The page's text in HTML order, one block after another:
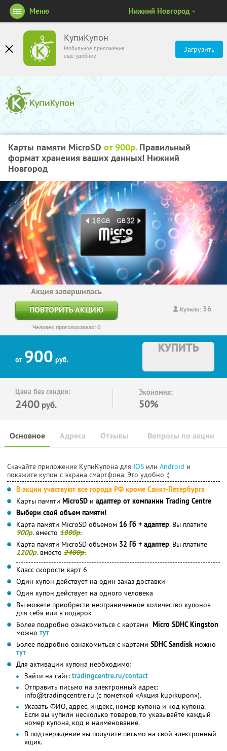
КупиКупон
Мобильное приложение
ещё удобнее
Загрузить
Меню Нижний Новгород
Карты памяти MicroSD от 900р.Правильный
формат хранения ваших данных! Нижний
Новгород
Купили: 36
Акция завершилась
ПОВТОРИТЬ АКЦИЮ
Человек проголосовало: 0
от 900 руб.
КУПИТЬ
Цена без скидки:
2400 руб.
Экономия:
50%
Основное Отзывы Вопросы по акции
Адреса
Скачайте приложение КупиКупона для IOS или Android и
покажите купон с экрана смартфона. Это удобно :)
В акции участвуют все города РФ кроме Санкт-Петербурга
Карты памяти MicroSD и адаптер от компании Trading Centre
Выбери свой объем памяти!
Карта памяти MicroSD объемом 16 Гб + адаптер. Вы платите
900р. вместо 1800р.
Карта памяти MicroSD объемом 32 Гб + адаптер. Вы платите
1200р. вместо 2400р.
Класс скорости карт 6
Один купон действует на один заказ доставки
Один купон действует на одного человека
Вы можете приобрести неограниченное количество купонов
для себя или в подарок
Более подробно ознакомиться с картами Micro SDHC Kingston
можно тут
Более подробно ознакомиться с картами SDHC Sandisk можно
тут
Для активации купона необходимо:
Зайти на сайт: tradingcentre.ru/contact
Отправить письмо на электронный адрес:
info@tradingcentre.ru (с пометкой «Акция kupikupon»).
Указать ФИО, адрес, индекс, номер купона и код купона.
Если вы купили несколько товаров, то указывайте каждый
номер купона, код и наименование.
В подтверждение вы получите письмо на свой электронный
ящик.